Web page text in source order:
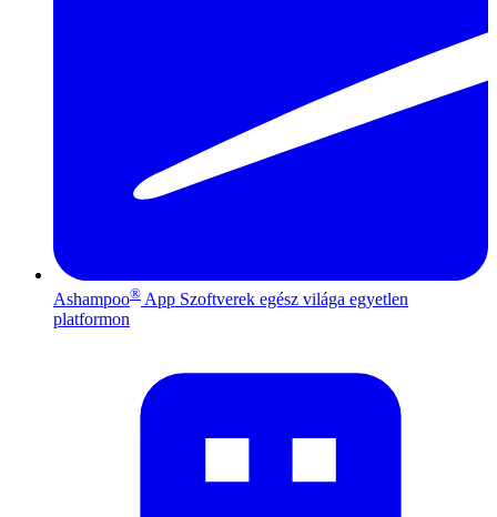
Ashampoo® App Szoftverek egész világa egyetlen
platformon